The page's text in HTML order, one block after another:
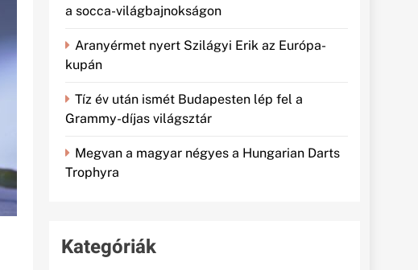
a socca-világbajnokságon
Aranyérmet nyert Szilágyi Erik az Európa-
kupán
Tíz év után ismét Budapesten lép fel a
Grammy-díjas világsztár
Megvan a magyar négyes a Hungarian Darts
Trophyra
Kategóriák